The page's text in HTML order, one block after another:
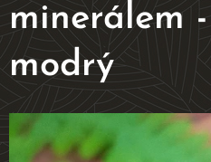
minerálem
modrý